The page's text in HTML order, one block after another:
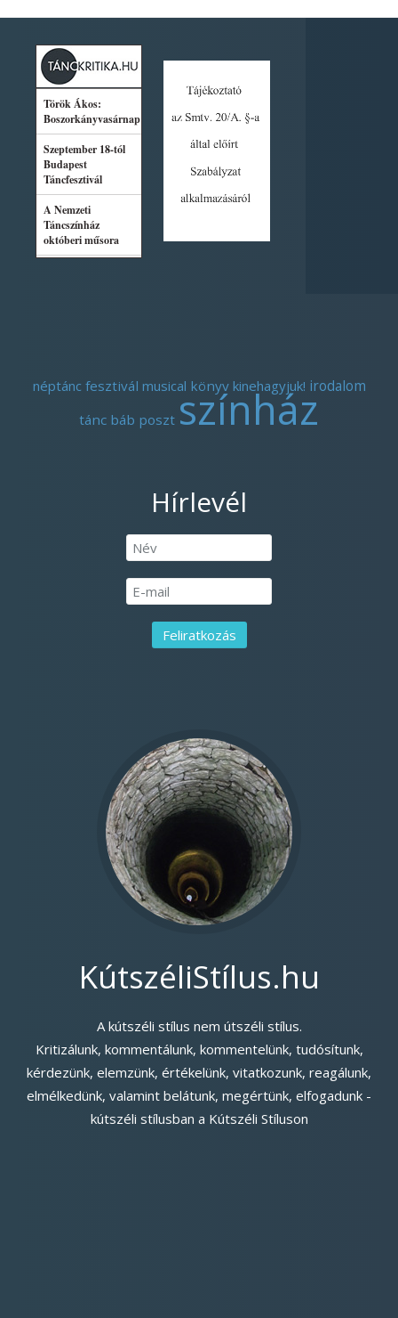
néptánc fesztivál musical könyv kinehagyjuk! irodalom
tánc báb poszt színház
Hírlevél
KútszéliStílus.hu
A kútszéli stílus nem útszéli stílus.
Kritizálunk, kommentálunk, kommentelünk, tudósítunk,
kérdezünk, elemzünk, értékelünk, vitatkozunk, reagálunk,
elmélkedünk, valamint belátunk, megértünk, elfogadunk -
kútszéli stílusban a Kútszéli Stíluson